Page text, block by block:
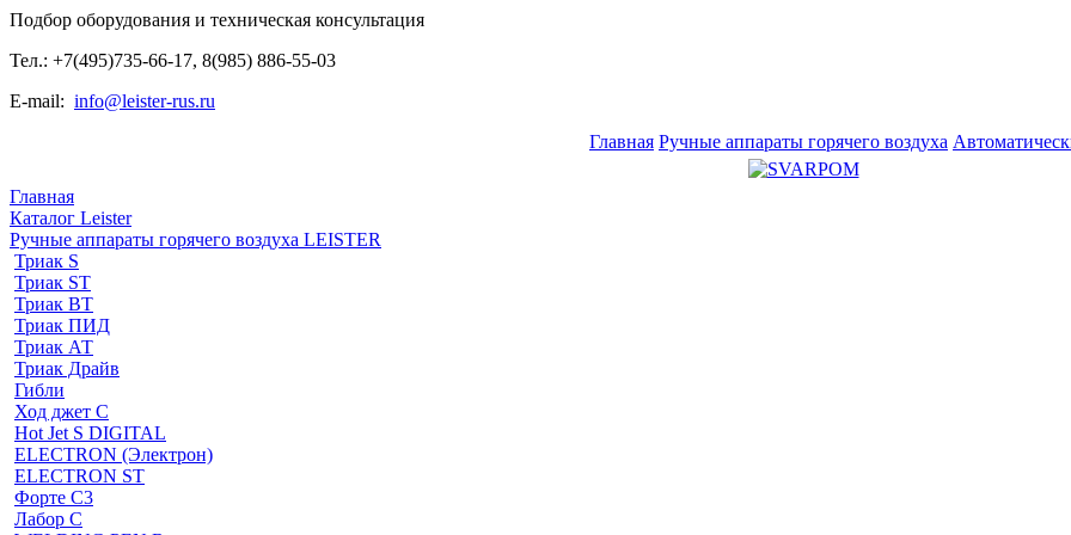
Подбор оборудования и техническая консультация
Тел.: +7(495)735-66-17, 8(985) 886-55-03
E-mail: info@leister-rus.ru
Главная Ручные аппараты горячего воздуха
Главная
Каталог Leister
Ручные аппараты горячего воздуха LEISTER
Триак S
Триак ST
Триак ВТ
Триак ПИД
Триак АТ
Триак Драйв
Гибли
Ход джет С
Hot Jet S DIGITAL
ELECTRON (Электрон)
ELECTRON ST
Форте С3
Лабор С